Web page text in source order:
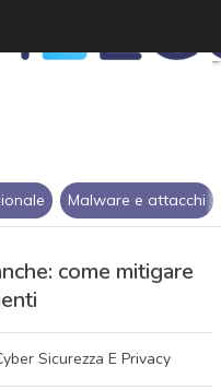
Malware e attacchi
come mitigare
Sicurezza E Privacy